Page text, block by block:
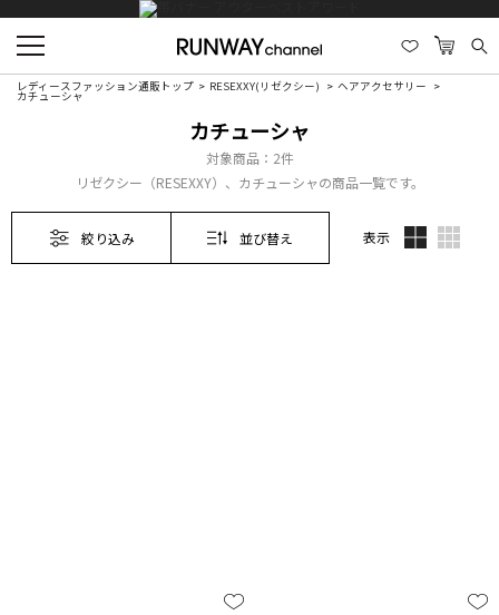
レディースファッション通販トップ RESEXXY(リゼクシー) ヘアアクセサリー
カチューシャ
カチューシャ
対象商品： 2件
リゼクシー（RESEXXY）、カチューシャの商品一覧です。
絞り込み 並び替え 表示